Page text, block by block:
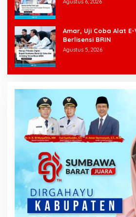
Amar, Uji Coba Alat
Berlisensi BRIN
Agustus 5, 2026